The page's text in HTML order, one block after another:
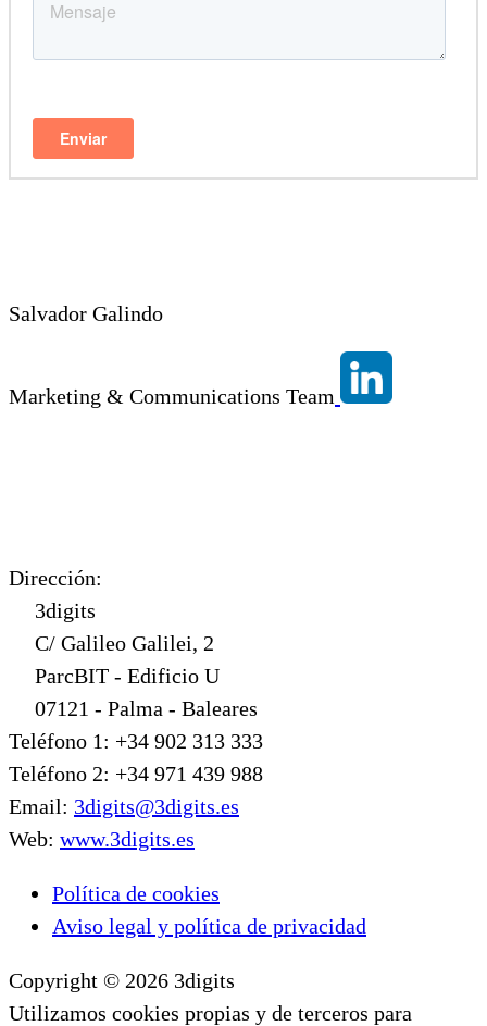
Salvador Galindo
Marketing & Communications Team
Dirección:
3digits
C/ Galileo Galilei, 2
ParcBIT - Edificio U
07121 - Palma - Baleares
Teléfono 1: +34 902 313 333
Teléfono 2: +34 971 439 988
Email: 3digits@3digits.es
Web: www.3digits.es
Política de cookies
Aviso legal y política de privacidad
Copyright © 2026 3digits
Utilizamos cookies propias y de terceros para